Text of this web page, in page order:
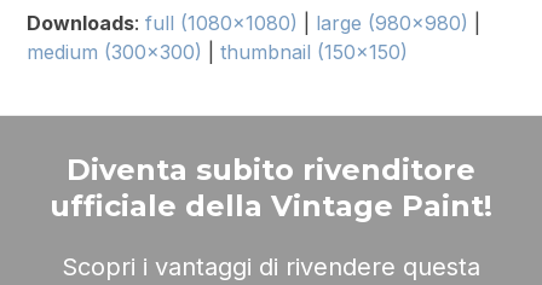
Downloads:full (1080x1080) large (980x980)
medium (300x300)
|thumbnail (150x150)
Diventa subito rivenditore
ufficiale della Vintage Paint!
Scopri i vantaggi di rivendere questa